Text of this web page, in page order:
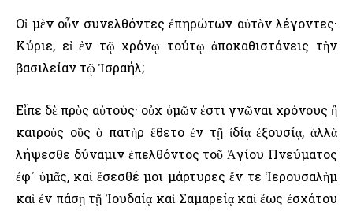
Οἱ μὲν οὖν συνελθόντες ἐπηρώτων αὐτὸν λέγοντες·
Κύριε, εἰ ἐν τῷ χρόνῳ τούτῳ ἀποκαθιστάνεις τὴν
βασιλείαν τῷ Ἰσραήλ;
Εἶπε δὲ πρὸς αὐτούς· οὐχ ὑμῶν ἐστι γνῶναι χρόνους ἢ
καιροὺς οὓς ὁ πατὴρ ἔθετο ἐν τῇ ἰδίᾳ ἐξουσίᾳ, ἀλλὰ
λήψεσθε δύναμιν ἐπελθόντος τοῦ Ἁγίου Πνεύματος
ἐφ᾿ ὑμᾶς, καὶ ἔσεσθέ μοι μάρτυρες ἔν τε Ἱερουσαλὴμ
καὶ ἐν πάσῃ τῇ Ἰουδαίᾳ καὶ Σαμαρείᾳ καὶ ἕως ἐσχάτου